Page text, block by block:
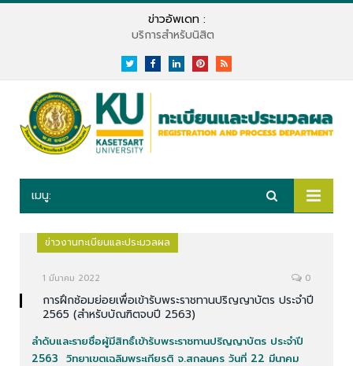
ข่าวอัพเดท :
บริการสำหรับนิสิต
TwitterFacebookLinkedInPinterestRSS
เมนู:
ข่าวงานทะเบียนและประมวลผล
1 มีนาคม 2022 0
การฝึกซ้อมย่อยเพื่อเข้ารับพระราชทานปริญญาบัตร ประจำปี
2565 (สำหรับบัณฑิตจบปี 2563)
ลำดับและรายชื่อผู้มีสิทธิ์เข้ารับพระราชทานปริญญาบัตร ประจำปี
2563 วิทยาเขตเฉลิมพระเกียรติ จ.สกลนคร วันที่ 22 มีนาคม